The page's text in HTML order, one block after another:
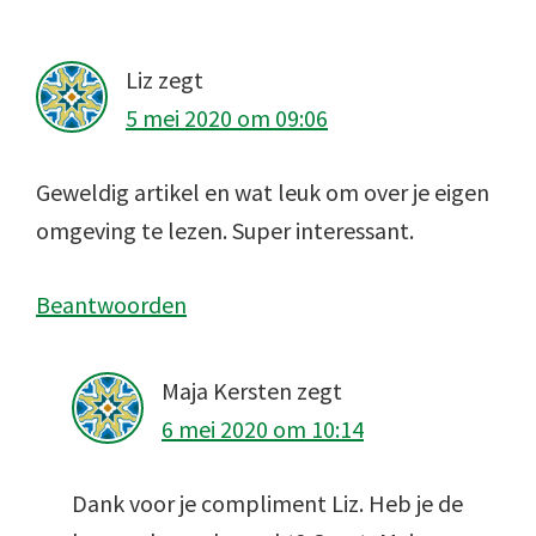
Liz zegt
5 mei 2020 om 09:06
Geweldig artikel en wat leuk om over je eigen
omgeving te lezen. Super interessant.
Beantwoorden
Maja Kersten zegt
6 mei 2020 om 10:14
Dank voor je compliment Liz. Heb je de